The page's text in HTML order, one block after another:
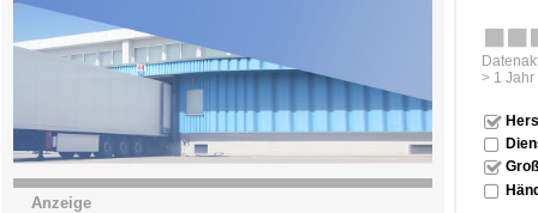
Anzeige
> 1 Jahr